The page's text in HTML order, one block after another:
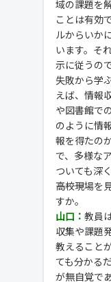
域の課題を
ことは有効
ルからいか
います。そ
示に従うの
失敗から学
えば、情報
や図書館で
のように情
報を得たの
で、多様な
ついても深
―――高校現場
すか。
山口： 教員
収集や課題
教えること
ても分かる
が無自覚で